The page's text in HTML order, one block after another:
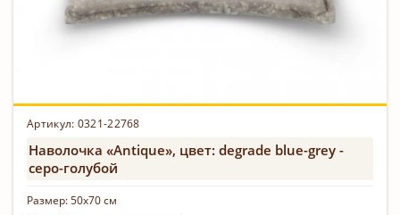
Артикул: 0321-22768
Наволочка «Antique», цвет: degrade blue-grey -
серо-голубой
Размер:50х70 см